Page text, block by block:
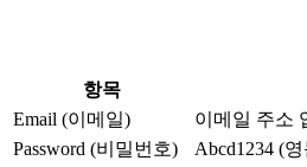
항목
Email (이메일)
이메일 주소
Password (비밀번호)
Abcd1234 (